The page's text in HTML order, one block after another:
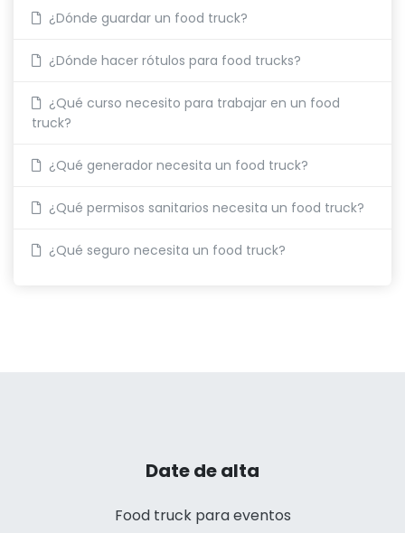
¿Dónde guardar un food truck?
¿Dónde hacer rótulos para food trucks?
¿Qué curso necesito para trabajar en un food
truck?
¿Qué generador necesita un food truck?
¿Qué permisos sanitarios necesita un food truck?
¿Qué seguro necesita un food truck?
Date de alta
Food truck para eventos